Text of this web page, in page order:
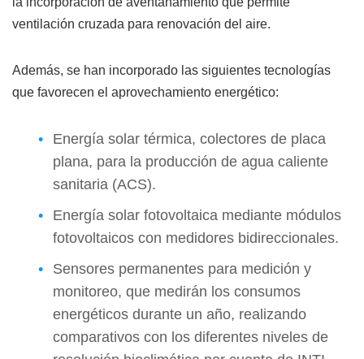
ventilación cruzada para renovación del aire.
Además, se han incorporado las siguientes tecnologías
que favorecen el aprovechamiento energético:
Energía solar térmica, colectores de placa
plana, para la producción de agua caliente
sanitaria (ACS).
Energía solar fotovoltaica mediante módulos
fotovoltaicos con medidores bidireccionales.
Sensores permanentes para medición y
monitoreo, que medirán los consumos
energéticos durante un año, realizando
comparativos con los diferentes niveles de